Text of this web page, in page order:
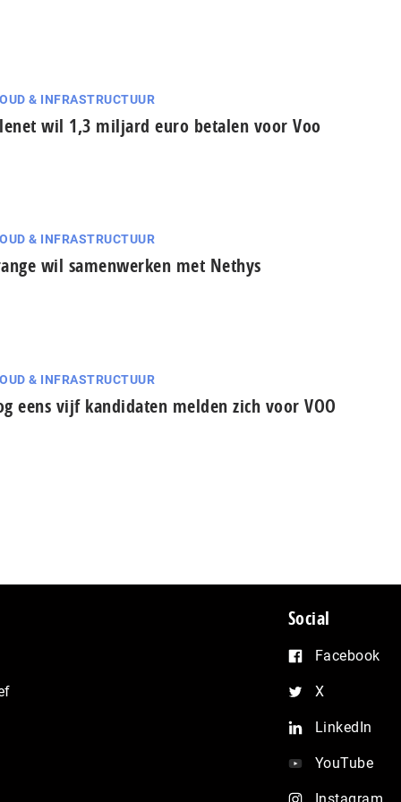
& INFRASTRUCTUUR
wil 1,3 miljard euro betalen voor Voo
& INFRASTRUCTUUR
wil samenwerken met Nethys
& INFRASTRUCTUUR
eens vijf kandidaten melden zich voor VOO
Social
Facebook
X
LinkedIn
YouTube